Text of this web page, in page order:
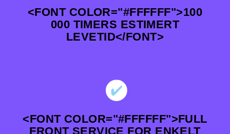
<FONT COLOR="#FFFFFF">100
000 TIMERS ESTIMERT
LEVETID</FONT>
<FONT COLOR="#FFFFFF">FULL
FRONT SERVICE FOR ENKELT